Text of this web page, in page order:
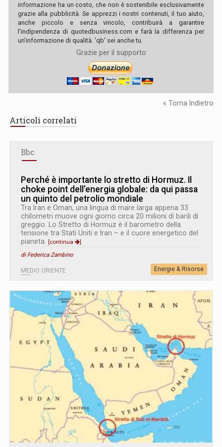
informazione ha un costo, che non è sostenibile esclusivamente
grazie alla pubblicità. Se apprezzi i nostri contenuti, il tuo aiuto,
anche piccolo e senza vincolo, contribuirà a garantire
l'indipendenza di quotedbusiness.com e farà la differenza per
un'informazione di qualità. 'qb' sei anche tu.
Grazie per il supporto
« Torna Indietro
Articoli correlati
Bbc
Perché è importante lo stretto di Hormuz. Il
choke point dell’energia globale: da qui passa
un quinto del petrolio mondiale
Tra Iran e Oman, una lingua di mare larga appena 33
chilometri muove ogni giorno circa 20 milioni di barili di
greggio. Lo Stretto di Hormuz è il barometro della
tensione tra Stati Uniti e Iran – e il cuore energetico del
pianeta. [continua
]
di Federica Zambino
MEDIO ORIENTE Energie & Risorse